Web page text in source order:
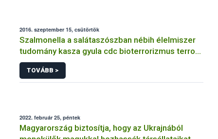
2016. szeptember 15, csütörtök
Szalmonella a salátaszószban nébih élelmiszer
tudomány kasza gyula cdc bioterrorizmus terror
lépfene
TOVÁBB >
2022. február 25, péntek
Magyarország biztosítja, hogy az Ukrajnából